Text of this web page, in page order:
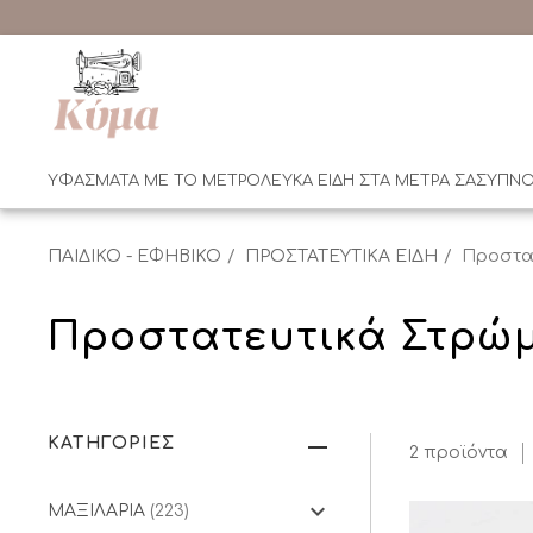
ΥΦΑΣΜΑΤΑ ΜΕ ΤΟ ΜΕΤΡΟΛΕΥΚΑ ΕΙΔΗ ΣΤΑ ΜΕΤΡΑ ΣΑΣ
ΠΑΙΔΙΚΟ - ΕΦΗΒΙΚΟ ΠΡΟΣΤΑΤΕΥΤΙΚΑ ΕΙΔΗ
Προστατευτικά
ΚΑΤΗΓΟΡΙΕΣ
ΜΑΞΙΛΑΡΙΑ (223)
2 προϊόντα